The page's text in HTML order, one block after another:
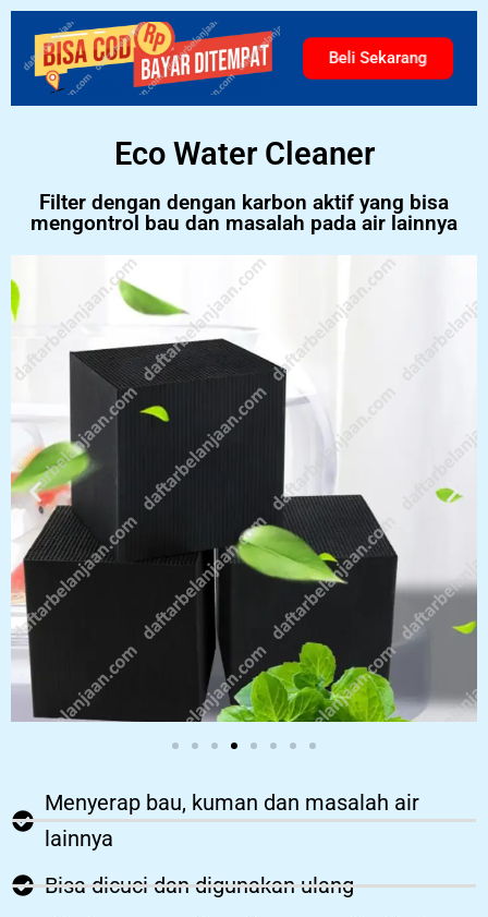
Beli Sekarang
Eco Water Cleaner
Filter dengan dengan karbon aktif yang bisa
mengontrol bau dan masalah pada air lainnya
Menyerap bau, kuman dan masalah air
lainnya
Bisa dicuci dan digunakan ulang